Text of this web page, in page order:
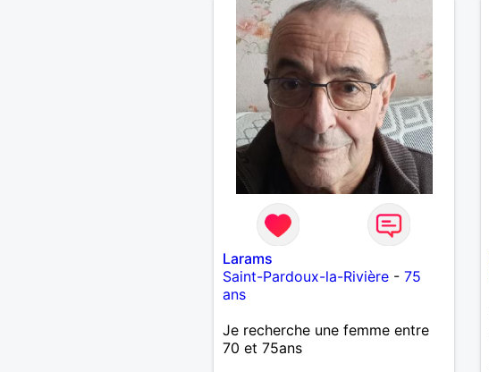
Larams
Saint-Pardoux-la-Rivière- 75
ans
Je recherche une femme entre
70 et 75ans